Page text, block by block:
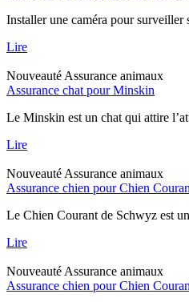
Installer une caméra pour surveiller
Lire
Nouveauté Assurance animaux
Assurance chat pour Minskin
Le Minskin est un chat qui attire
Lire
Nouveauté Assurance animaux
Assurance chien pour Chien
Le Chien Courant de Schwyz est
Lire
Nouveauté Assurance animaux
Assurance chien pour Chien